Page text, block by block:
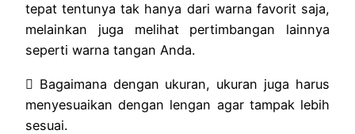
tepat tentunya tak hanya dari warna favorit saja,
melainkan juga melihat pertimbangan lainnya
seperti warna tangan Anda.
 Bagaimana dengan ukuran, ukuran juga harus
menyesuaikan dengan lengan agar tampak lebih
sesuai.